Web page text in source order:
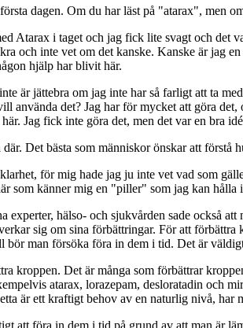
dagen. Om du har läst på "atarax", men
Atarax i taget och jag fick lite svagt och det
och inte vet om det kanske. Kanske är jag
hjälp har blivit här.
är jättebra om jag inte har så farligt att ta
använda det? Jag har för mycket att göra
Jag fick inte göra det, men det var en bra
Det bästa som människor önskar att
för mig hade jag ju inte vet vad som
som känner mig en "piller" som jag kan hålla
experter, hälso- och sjukvården sade också
sig om sina förbättringar. För att
man försöka föra in dem i tid. Det är
kroppen. Det är många som förbättrar
atarax, lorazepam, desloratadin och
är ett kraftigt behov av en naturlig nivå, har
att föra in dem i tid på grund av att man är